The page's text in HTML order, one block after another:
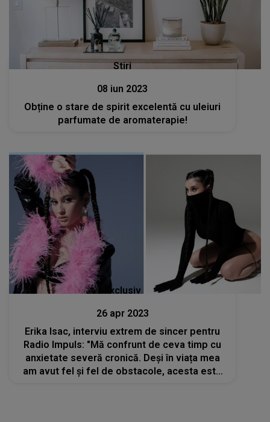
Stiri
08 iun 2023
Obține o stare de spirit excelentă cu uleiuri
parfumate de aromaterapie!
Exclusiv
26 apr 2023
Erika Isac, interviu extrem de sincer pentru
Radio Impuls: "Mă confrunt de ceva timp cu
anxietate severă cronică. Deși în viața mea
am avut fel și fel de obstacole, acesta este